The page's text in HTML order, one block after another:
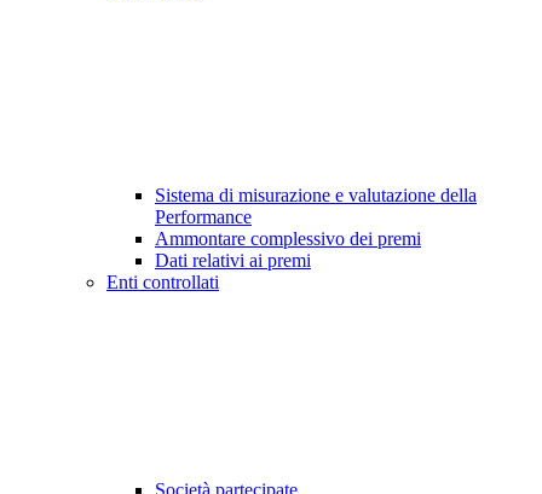
Sistema di misurazione e valutazione della
Performance
Ammontare complessivo dei premi
Dati relativi ai premi
Enti controllati